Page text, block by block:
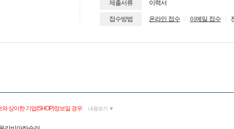
제출서류 이력서
접수방법 온라인 접수 이메일 접수
상이한 기업(SHOP)정보일 경우 내용보기 ▼